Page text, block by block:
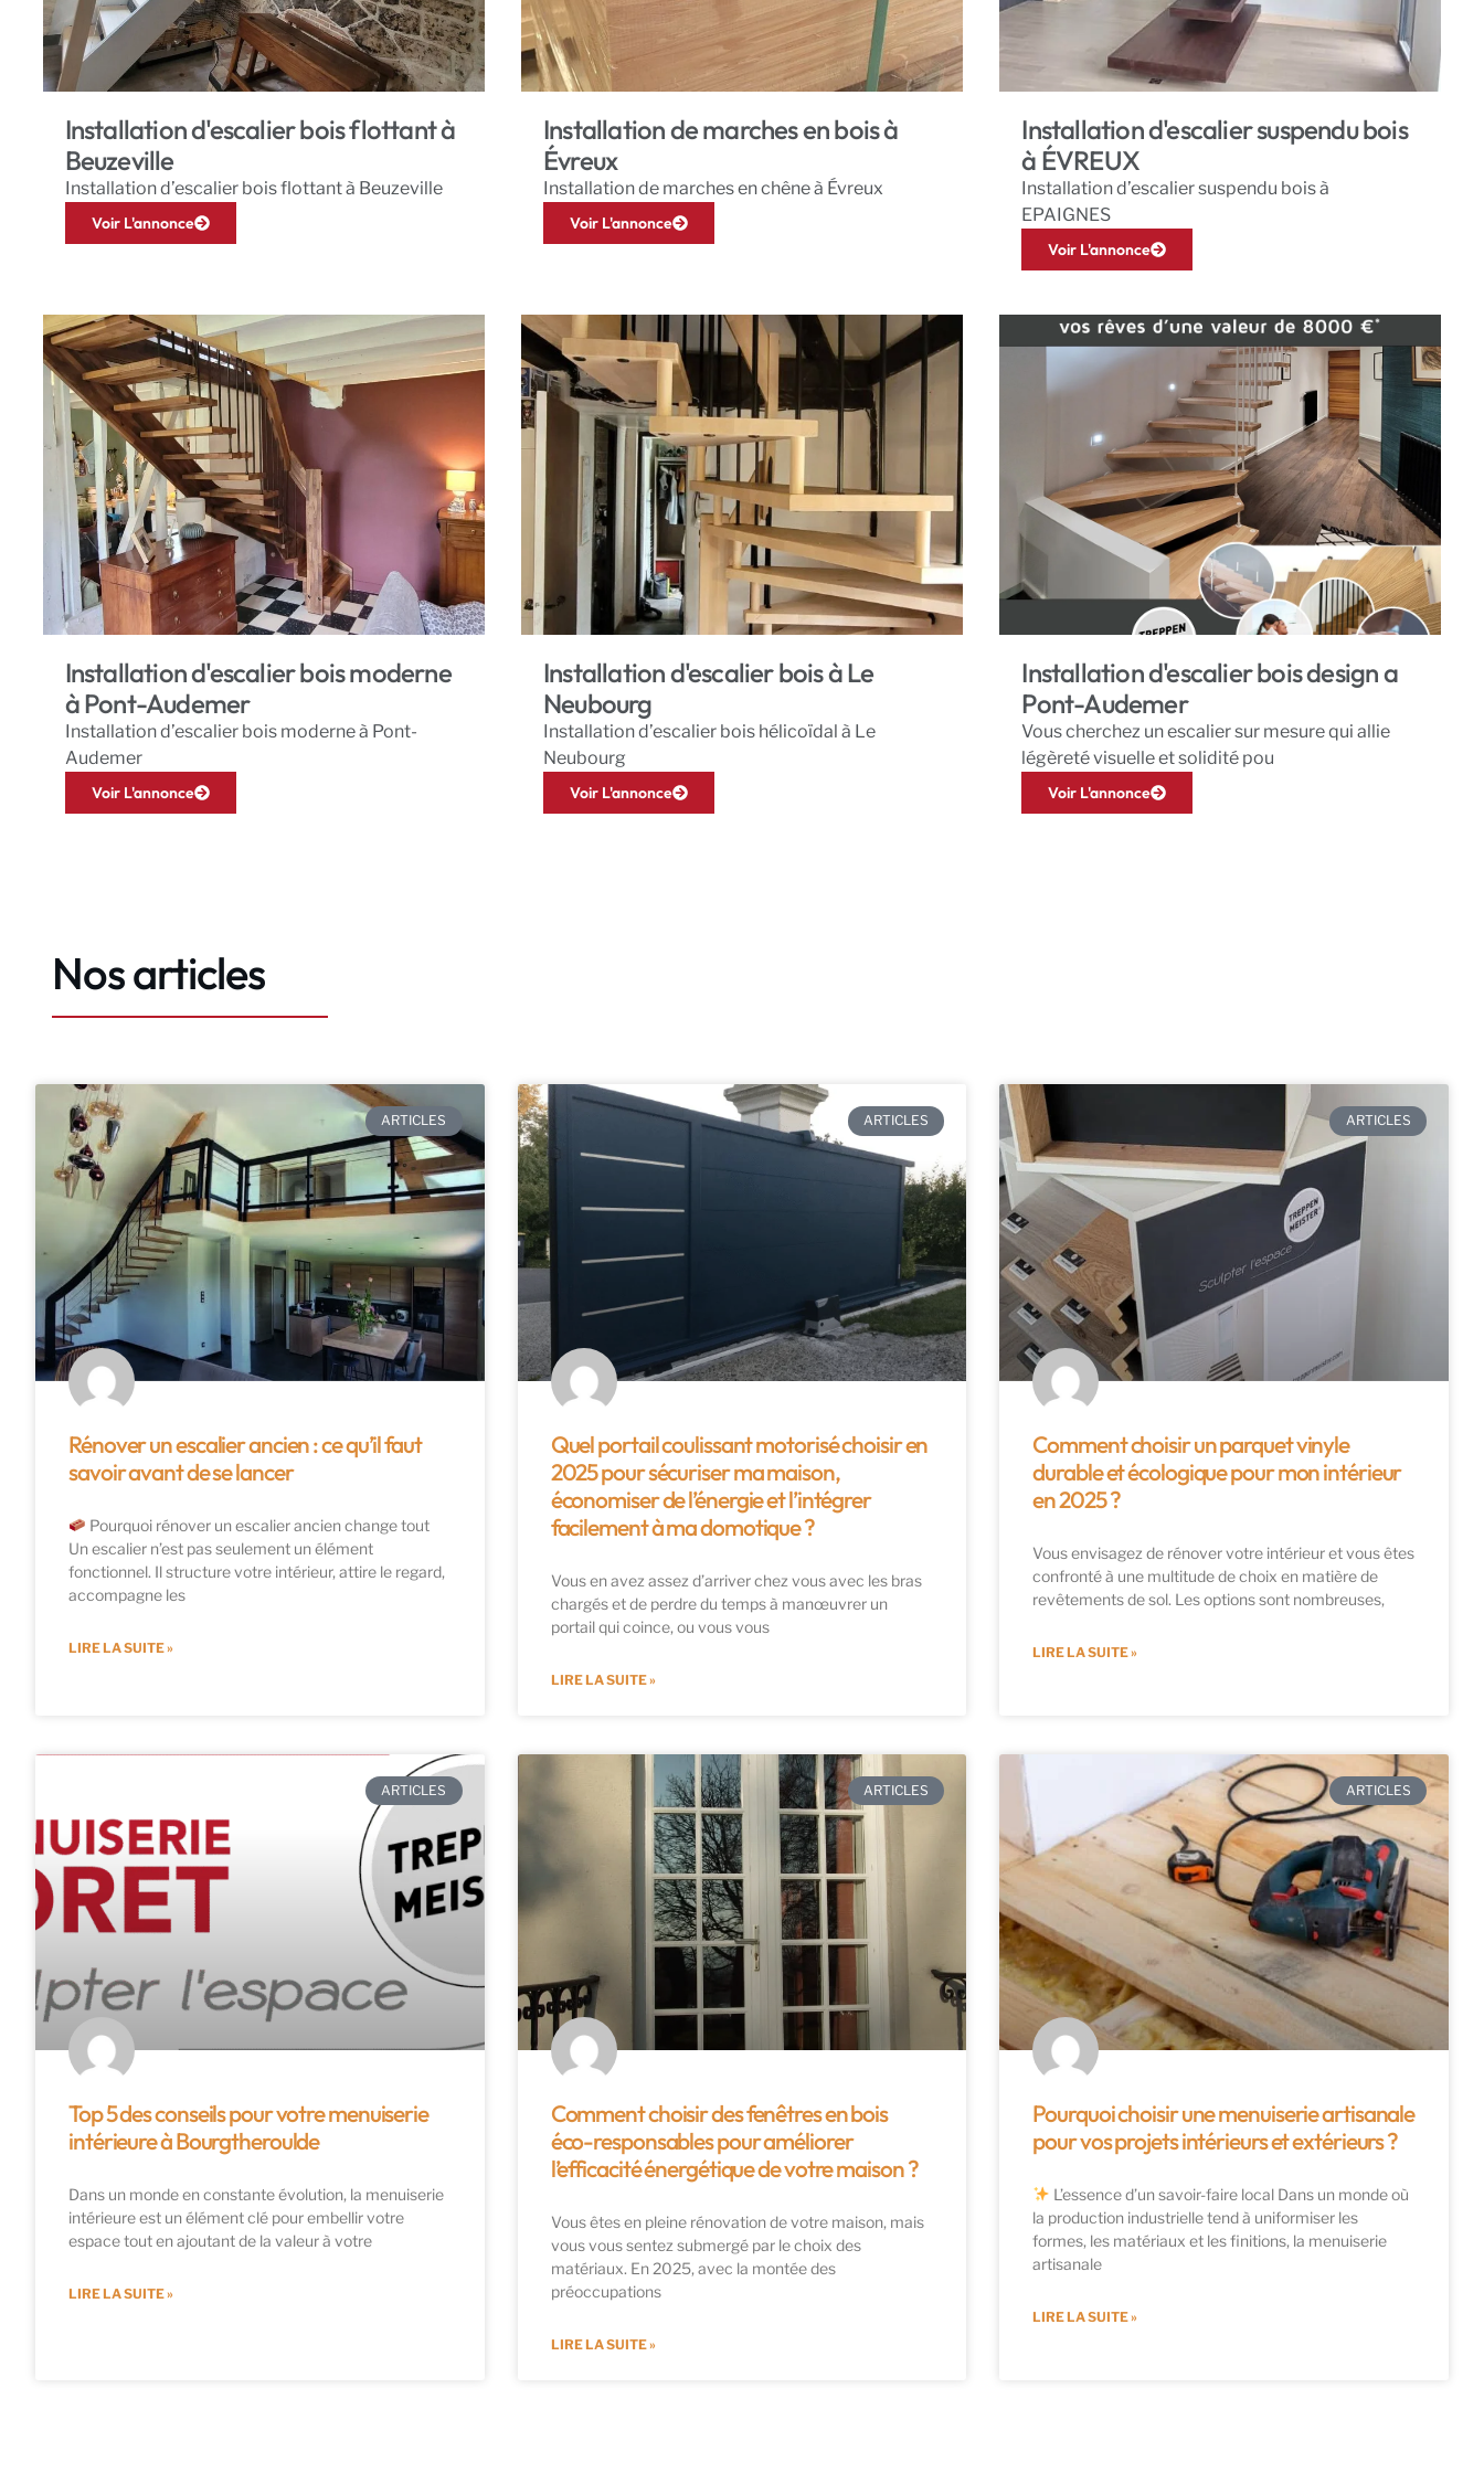
Installation d'escalier bois flottant à
Beuzeville
Installation d’escalier bois flottant à Beuzeville
Voir L'annonce
Installation de marches en bois à
Évreux
Installation de marches en chêne à Évreux
Voir L'annonce
Installation d'escalier suspendu bois
à ÉVREUX
Installation d’escalier suspendu bois à
EPAIGNES
Voir L'annonce
Installation d'escalier bois moderne
à Pont-Audemer
Installation d’escalier bois moderne à Pont-
Audemer
Voir L'annonce
Installation d'escalier bois à Le
Neubourg
Installation d’escalier bois hélicoïdal à Le
Neubourg
Voir L'annonce
Installation d'escalier bois design a
Pont-Audemer
Vous cherchez un escalier sur mesure qui allie
légèreté visuelle et solidité pou
Voir L'annonce
Nos articles
ARTICLES
Rénover un escalier ancien : ce qu’il faut
savoir avant de se lancer
Pourquoi rénover un escalier ancien change tout
Un escalier n’est pas seulement un élément
fonctionnel. Il structure votre intérieur, attire le regard,
accompagne les
LIRE LA SUITE »
ARTICLES
Quel portail coulissant motorisé choisir en
2025 pour sécuriser ma maison,
économiser de l’énergie et l’intégrer
facilement à ma domotique ?
Vous en avez assez d’arriver chez vous avec les bras
chargés et de perdre du temps à manœuvrer un
portail qui coince, ou vous vous
LIRE LA SUITE »
ARTICLES
Comment choisir un parquet vinyle
durable et écologique pour mon intérieur
en 2025 ?
Vous envisagez de rénover votre intérieur et vous êtes
confronté à une multitude de choix en matière de
revêtements de sol. Les options sont nombreuses,
LIRE LA SUITE »
ARTICLES
Top 5 des conseils pour votre menuiserie
intérieure à Bourgtheroulde
Dans un monde en constante évolution, la menuiserie
intérieure est un élément clé pour embellir votre
espace tout en ajoutant de la valeur à votre
LIRE LA SUITE »
ARTICLES
Comment choisir des fenêtres en bois
éco-responsables pour améliorer
l’efficacité énergétique de votre maison ?
Vous êtes en pleine rénovation de votre maison, mais
vous vous sentez submergé par le choix des
matériaux. En 2025, avec la montée des
préoccupations
LIRE LA SUITE »
ARTICLES
Pourquoi choisir une menuiserie artisanale
pour vos projets intérieurs et extérieurs ?
L’essence d’un savoir-faire local Dans un monde où
la production industrielle tend à uniformiser les
formes, les matériaux et les finitions, la menuiserie
artisanale
LIRE LA SUITE »